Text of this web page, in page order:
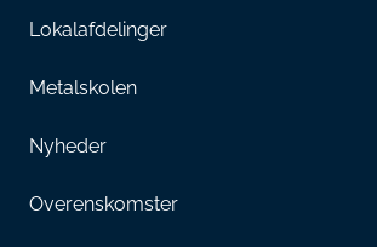
Lokalafdelinger
Metalskolen
Nyheder
Overenskomster